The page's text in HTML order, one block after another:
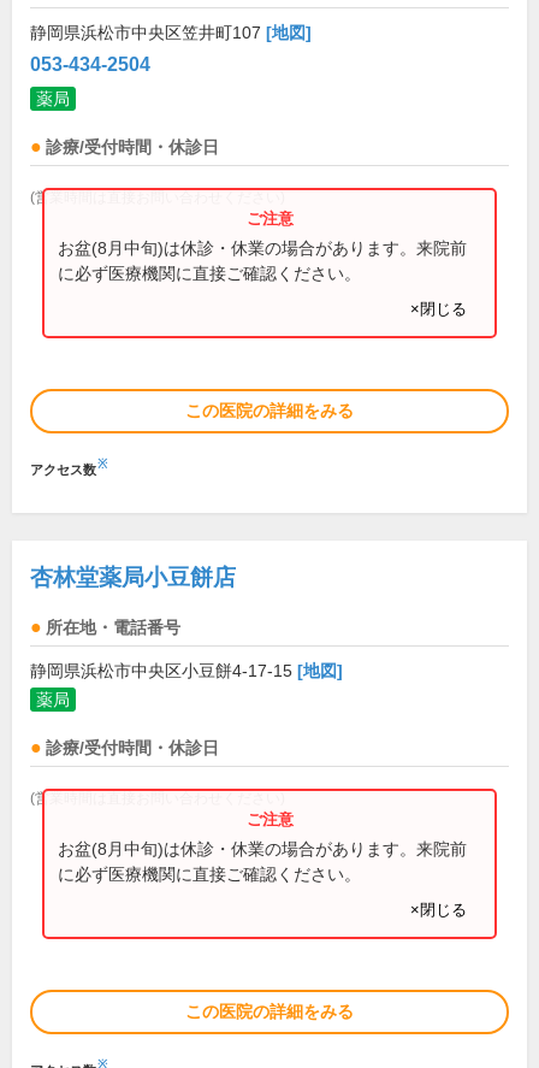
静岡県浜松市中央区笠井町107 [地図]
053-434-2504
薬局
診療/受付時間・休診日
(営業時間は直接お問い合わせください)
お盆(8月中旬)は休診・休業の場合があります。来院前
に必ず医療機関に直接ご確認ください。
×閉じる
この医院の詳細をみる
アクセス数※
杏林堂薬局小豆餅店
所在地・電話番号
静岡県浜松市中央区小豆餅4-17-15 [地図]
薬局
診療/受付時間・休診日
(営業時間は直接お問い合わせください)
お盆(8月中旬)は休診・休業の場合があります。来院前
に必ず医療機関に直接ご確認ください。
×閉じる
この医院の詳細をみる
※